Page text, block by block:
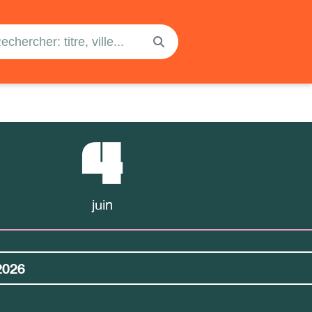
4
juin